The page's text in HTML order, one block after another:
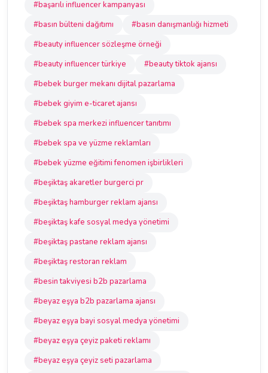
#başarılı influencer kampanyası
#basın bülteni dağıtımı
#basın danışmanlığı hizmeti
#beauty influencer sözleşme örneği
#beauty influencer türkiye
#beauty tiktok ajansı
#bebek burger mekanı dijital pazarlama
#bebek giyim e-ticaret ajansı
#bebek spa merkezi influencer tanıtımı
#bebek spa ve yüzme reklamları
#bebek yüzme eğitimi fenomen işbirlikleri
#beşiktaş akaretler burgerci pr
#beşiktaş hamburger reklam ajansı
#beşiktaş kafe sosyal medya yönetimi
#beşiktaş pastane reklam ajansı
#beşiktaş restoran reklam
#besin takviyesi b2b pazarlama
#beyaz eşya b2b pazarlama ajansı
#beyaz eşya bayi sosyal medya yönetimi
#beyaz eşya çeyiz paketi reklamı
#beyaz eşya çeyiz seti pazarlama